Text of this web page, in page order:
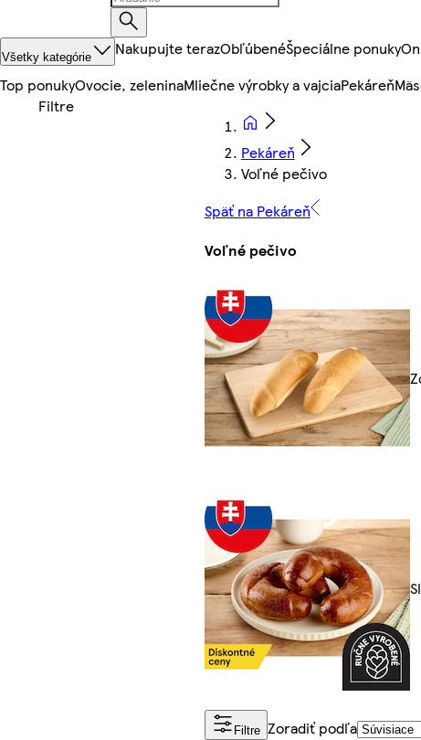
Všetky kategórie Nakupujte terazObľúbenéŠpeciálne ponuky
Top ponukyOvocie, zeleninaMliečne výrobky a vajciaPekáreň
Pekáreň
Voľné pečivo
Späť na Pekáreň
Voľné pečivo
Filtre Zoradiť podľa